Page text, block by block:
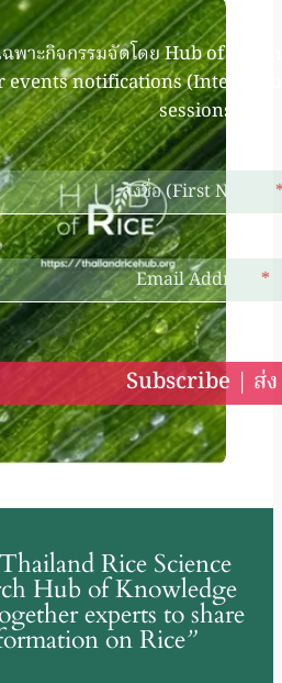
พาะกิจกรรมจัดโดย Hub of Rice
events notifications
sessions).
ลงชื่อ (First Name)
Email Address *
Subscribe | ส่ง
Rice Science
Hub of Knowledge
experts to share
on Rice”